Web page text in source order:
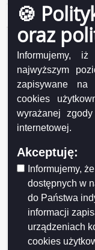
🍪
oraz
Informujemy,
najwyższym
zapisywane na
cookies
wyrażanej
internetowej.
Akceptuję:
Informujemy,
dostępnych w
do Państwa
informacji
urządzeniach
cookies
Udostępniający:
Wytwarzający/
Data wytworzenia:
Wprowadzający:
Data modyfikacji:
Opublikował:
Data publikacji: